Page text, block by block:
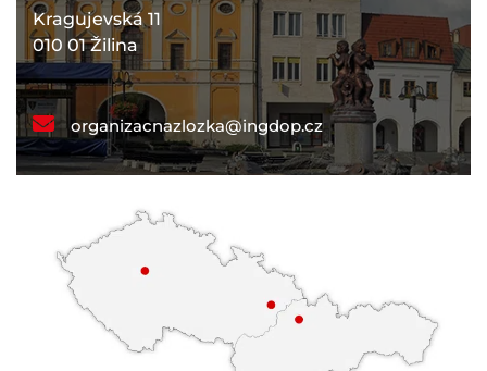
Kragujevská 11
010 01 Žilina
organizacnazlozka@ingdop.cz